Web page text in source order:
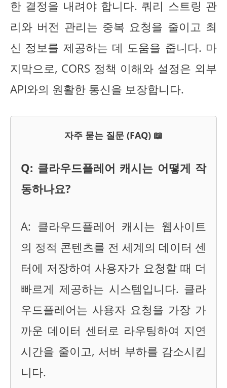
한 결정을 내려야 합니다. 쿼리 스트링 관
리와 버전 관리는 중복 요청을 줄이고 최
신 정보를 제공하는 데 도움을 줍니다. 마
지막으로, CORS 정책 이해와 설정은 외부
API와의 원활한 통신을 보장합니다.
자주 묻는 질문 (FAQ) 📖
Q: 클라우드플레어 캐시는 어떻게 작
동하나요?
A: 클라우드플레어 캐시는 웹사이트
의 정적 콘텐츠를 전 세계의 데이터 센
터에 저장하여 사용자가 요청할 때 더
빠르게 제공하는 시스템입니다. 클라
우드플레어는 사용자 요청을 가장 가
까운 데이터 센터로 라우팅하여 지연
시간을 줄이고, 서버 부하를 감소시킵
니다.